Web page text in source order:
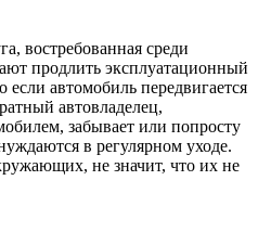
востребованная среди
продлить эксплуатационный
если автомобиль передвигается
автовладелец,
забывает или попросту
в регулярном уходе.
не значит, что их не